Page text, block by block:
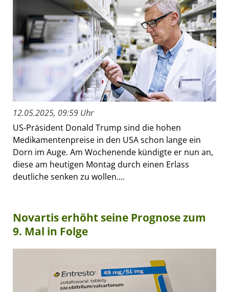
12.05.2025, 09:59 Uhr
US-Präsident Donald Trump sind die hohen
Medikamentenpreise in den USA schon lange ein
Dorn im Auge. Am Wochenende kündigte er nun an,
diese am heutigen Montag durch einen Erlass
deutliche senken zu wollen....
Novartis erhöht seine Prognose zum
9. Mal in Folge